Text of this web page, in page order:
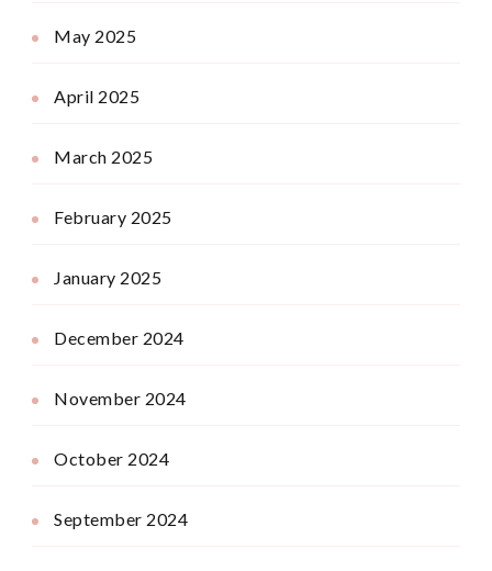
May 2025
April 2025
March 2025
February 2025
January 2025
December 2024
November 2024
October 2024
September 2024